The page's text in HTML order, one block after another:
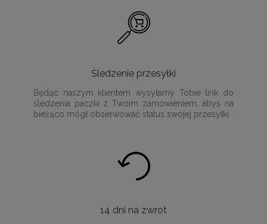
Śledzenie przesyłki
Będąc naszym klientem wysyłamy Tobie link do
śledzenia paczki z Twoim zamówieniem, abyś na
bieżąco mógł obserwować status swojej przesyłki.
14 dni na zwrot